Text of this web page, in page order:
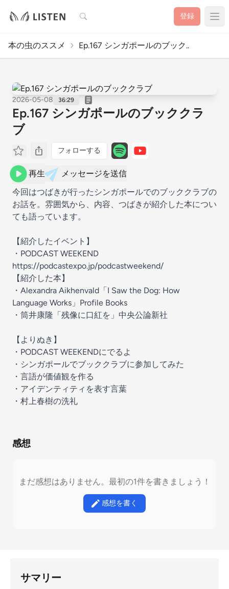
検索 登録
本の虫のススメ Ep.167 シンガポールのブック..
2026-05-08 36:29
Ep.167 シンガポールのブッククラ
ブ
フォローする
再生
メッセージを送信
今回はつばきが行ったシンガポールでのブッククラブの
お話を。雰囲気から、内容、つばきが紹介した本につい
ても語っています。
【紹介したイベント】
・PODCAST WEEKEND
https://podcastexpo.jp/podcastweekend/
【紹介した本】
・Alexandra Aikhenvald「I Saw the Dog: How
Language Works」Profile Books
・筒井康隆「残像に口紅を」中央公論新社
【よりぬき】
・PODCAST WEEKENDにでるよ
・シンガポールでブッククラブに参加してみた
・言語が価値観を作る
・アイデンティティを表す言葉
・村上春樹の洗礼
感想
まだ感想はありません。最初の1件を書きましょう！
感想を書く
サマリー